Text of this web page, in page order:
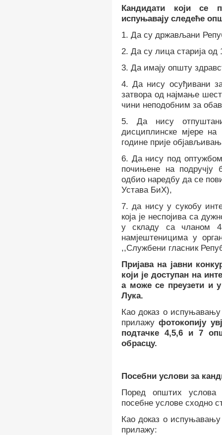
Кандидати
који се
испуњавају следеће
1. Да су држављани
2. Да су лица старија од
3. Да имају општу
4.Да нису осуђивани
затвора од најмање
чини неподобним за
5. Да нису
дисциплинске мјере
године прије
6. Да нису под
почињене на подручју
одбио наредбу да се
Устава БиХ),
7.да нису у сукобу
која је неспојива са
у складу са чланом
намјештеницима у
,,Службени гласник
Пријава на јавни
који је доступан на
а може се преузети и
Лука.
Као доказ о
прилажу фотокопију
подтачке 4,5,6 и 7
обрасцу.
Посебни услови за
Поред општих услова
посебне услове сходно
Као доказ о испуњавању
прилажу: